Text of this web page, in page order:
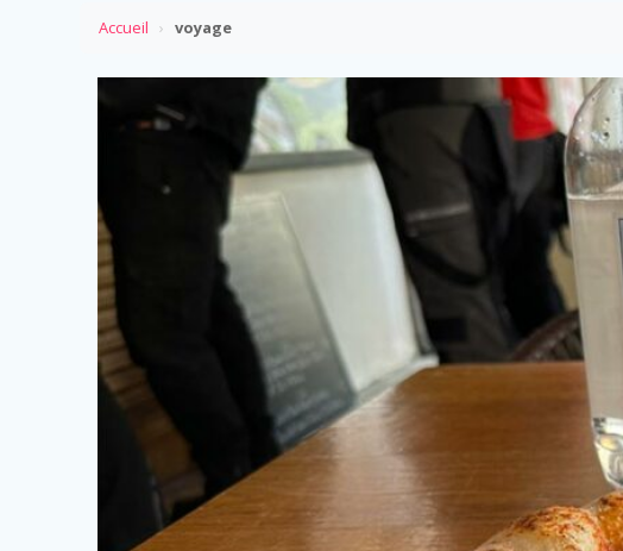
Accueil › voyage